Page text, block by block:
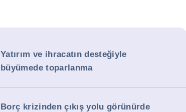
Yatırım ve ihracatın desteğiyle
büyümede toparlanma
Borç krizinden çıkış yolu görünürde